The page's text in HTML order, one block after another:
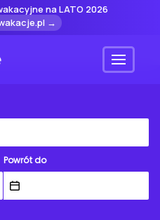
na LATO 2026
→
Menu
Powrót do